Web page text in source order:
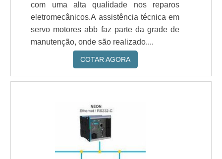
com uma alta qualidade nos reparos
eletromecânicos.A assistência técnica em
servo motores abb faz parte da grade de
manutenção, onde são realizado....
COTAR AGORA